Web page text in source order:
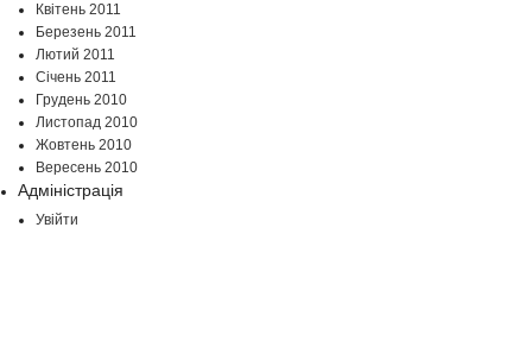
Квітень 2011
Березень 2011
Лютий 2011
Січень 2011
Грудень 2010
Листопад 2010
Жовтень 2010
Вересень 2010
Адміністрація
Увійти